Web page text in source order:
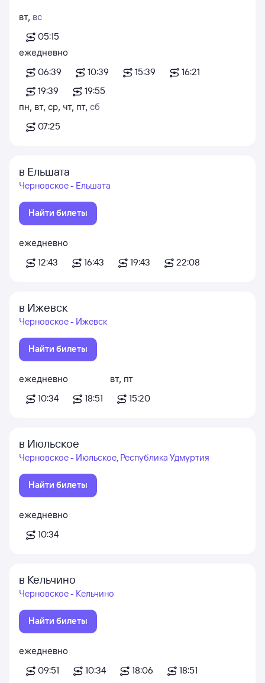
вт, вс
05:15
ежедневно
06:39
10:39 15:39
16:21
19:39
19:55
пн, вт, ср, чт, пт, сб
07:25
в Ельшата
Черновское - Ельшата
Найти билеты
ежедневно
12:43
16:43 19:43 22:08
в Ижевск
Черновское - Ижевск
Найти билеты
ежедневно
10:34
18:51
вт, пт
15:20
в Июльское
Черновское - Июльское, Республика Удмуртия
Найти билеты
ежедневно
10:34
в Кельчино
Черновское - Кельчино
Найти билеты
ежедневно
09:51
10:34 18:06
18:51